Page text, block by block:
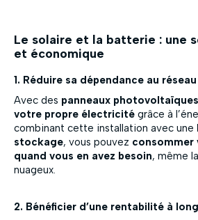
Le solaire et la batterie : une
et économique
1. Réduire sa dépendance au
Avec des panneaux photovoltaïques
votre propre électricité grâce à
combinant cette installation avec une
stockage, vous pouvez consommer
quand vous en avez besoin, même
nuageux.
2. Bénéficier d’une rentabilité à